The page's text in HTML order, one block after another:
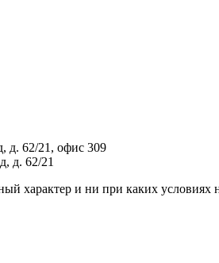
д. 62/21, офис 309
д. 62/21
характер и ни при каких